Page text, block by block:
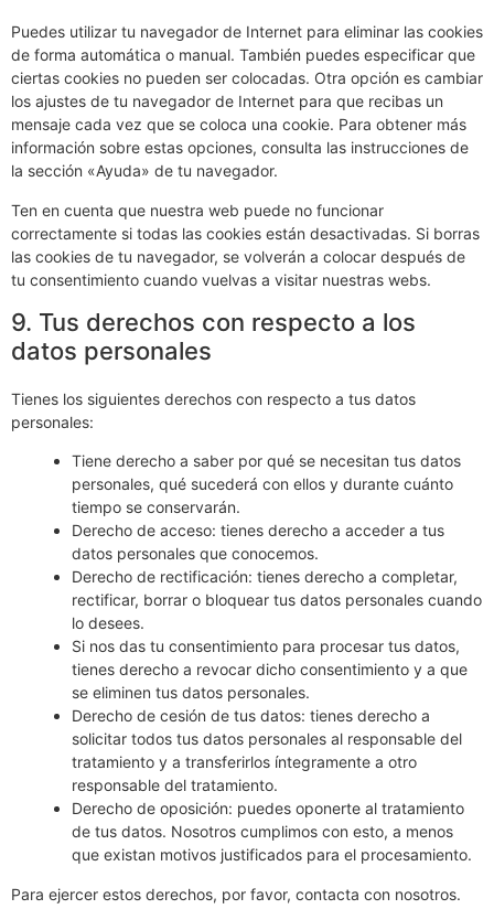
Puedes utilizar tu navegador de Internet para eliminar las cookies
de forma automática o manual. También puedes especificar que
ciertas cookies no pueden ser colocadas. Otra opción es cambiar
los ajustes de tu navegador de Internet para que recibas un
mensaje cada vez que se coloca una cookie. Para obtener más
información sobre estas opciones, consulta las instrucciones de
la sección «Ayuda» de tu navegador.
Ten en cuenta que nuestra web puede no funcionar
correctamente si todas las cookies están desactivadas. Si borras
las cookies de tu navegador, se volverán a colocar después de
tu consentimiento cuando vuelvas a visitar nuestras webs.
9. Tus derechos con respecto a los
datos personales
Tienes los siguientes derechos con respecto a tus datos
personales:
Tiene derecho a saber por qué se necesitan tus datos
personales, qué sucederá con ellos y durante cuánto
tiempo se conservarán.
Derecho de acceso: tienes derecho a acceder a tus
datos personales que conocemos.
Derecho de rectificación: tienes derecho a completar,
rectificar, borrar o bloquear tus datos personales cuando
lo desees.
Si nos das tu consentimiento para procesar tus datos,
tienes derecho a revocar dicho consentimiento y a que
se eliminen tus datos personales.
Derecho de cesión de tus datos: tienes derecho a
solicitar todos tus datos personales al responsable del
tratamiento y a transferirlos íntegramente a otro
responsable del tratamiento.
Derecho de oposición: puedes oponerte al tratamiento
de tus datos. Nosotros cumplimos con esto, a menos
que existan motivos justificados para el procesamiento.
Para ejercer estos derechos, por favor, contacta con nosotros.